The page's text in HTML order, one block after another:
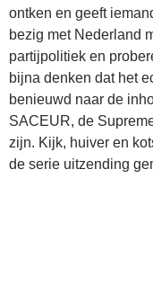
ontken en geeft
bezig met Nederland
partijpolitiek en
bijna denken dat het
benieuwd naar de
SACEUR, de
zijn. Kijk, huiver en
de serie uitzending